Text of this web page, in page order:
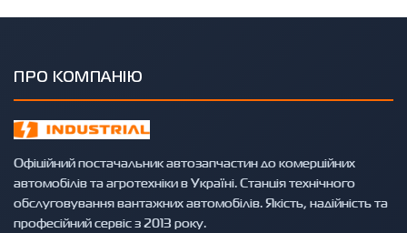
ПРО КОМПАНІЮ
Офіційний постачальник автозапчастин до комерційних
автомобілів та агротехніки в Україні. Станція технічного
обслуговування вантажних автомобілів. Якість, надійність та
професійний сервіс з 2013 року.